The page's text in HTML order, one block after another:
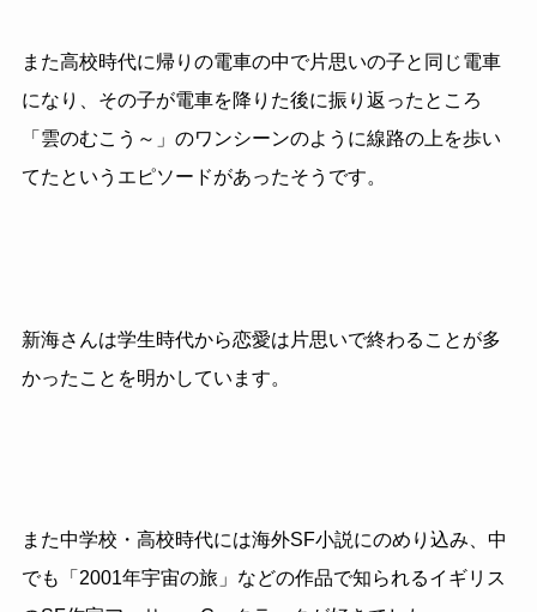
また高校時代に帰りの電車の中で片思いの子と同じ電車
になり、その子が電車を降りた後に振り返ったところ
「雲のむこう～」のワンシーンのように線路の上を歩い
てたというエピソードがあったそうです。
新海さんは学生時代から恋愛は片思いで終わることが多
かったことを明かしています。
また中学校・高校時代には海外SF小説にのめり込み、中
でも「2001年宇宙の旅」などの作品で知られるイギリス